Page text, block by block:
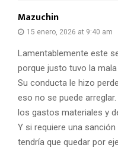
Mazuchin
15 enero, 2026 at 9:40 am
Lamentablemente este
porque justo tuvo la
Su conducta le hizo
eso no se puede
los gastos materiales y
Y si requiere una
tendría que quedar por